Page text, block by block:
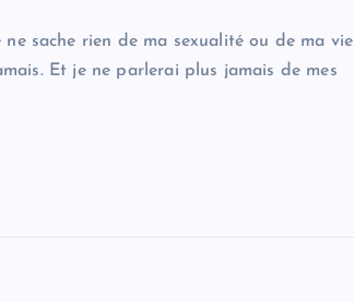
ne sache rien de ma sexualité ou de ma vie
Et je ne parlerai plus jamais de mes